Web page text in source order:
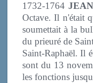
1732-1764
Octave. Il n'était
soumettait à la
du prieuré de
Saint-Raphaël. Il
sont du 13
les fonctions